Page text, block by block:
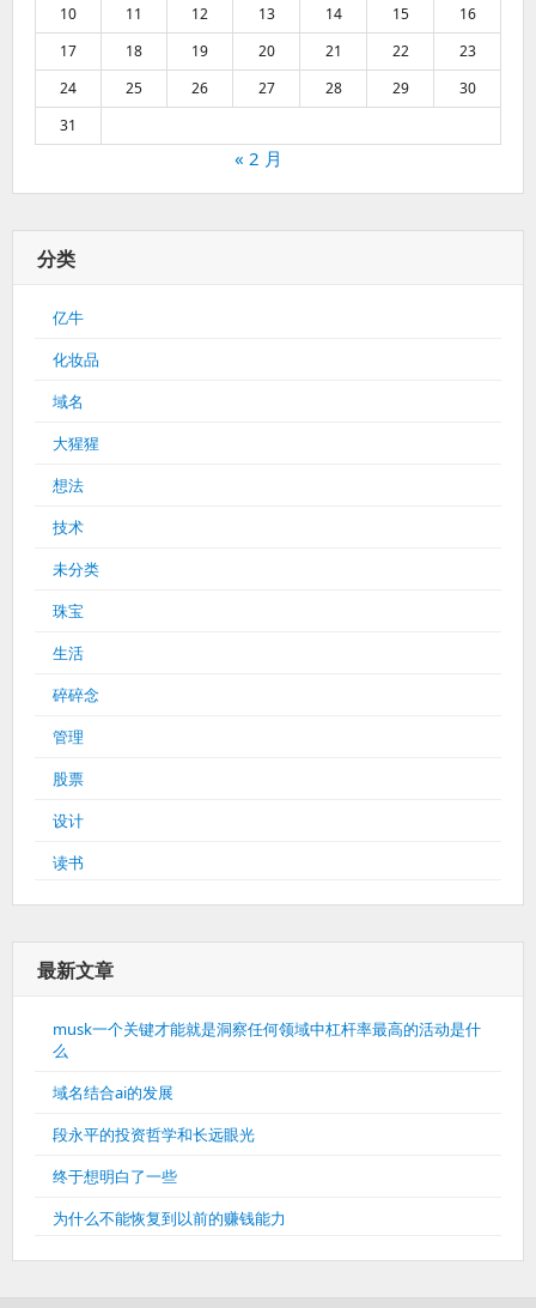
10
11 12 13 14 15
16
17
18 19 20 21 22
23
24
25 26 27 28 29
30
31
« 2 月
分类
亿牛
化妆品
域名
大猩猩
想法
技术
未分类
珠宝
生活
碎碎念
管理
股票
设计
读书
最新文章
musk一个关键才能就是洞察任何领域中杠杆率最高的活动是什
么
域名结合ai的发展
段永平的投资哲学和长远眼光
终于想明白了一些
为什么不能恢复到以前的赚钱能力